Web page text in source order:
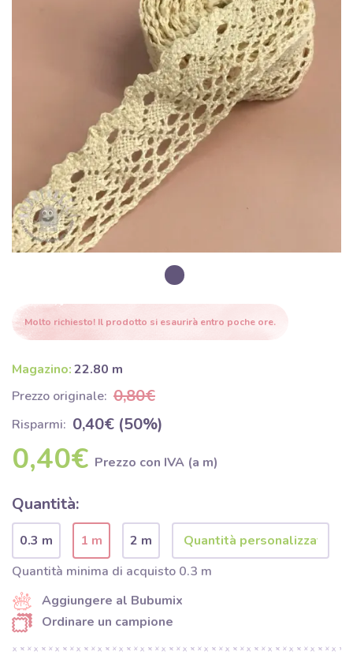
Molto richiesto! Il prodotto si esaurirà entro poche ore.
Magazino:22.80 m
Prezzo originale: 0,80€
Risparmi: 0,40€ (50%)
0,40€ Prezzo con IVA (a m)
Quantità:
0.3 m 1 m
2 m
Quantità minima di acquisto 0.3 m
Aggiungere al Bubumix
Ordinare un campione